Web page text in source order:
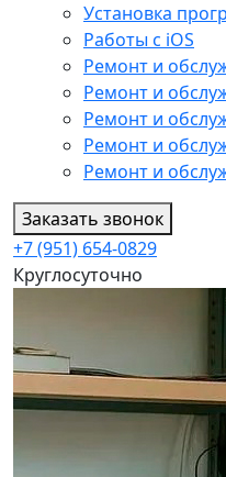
Установка
Работы с iOS
Ремонт и
Ремонт и
Ремонт и
Ремонт и
Ремонт и
Заказать звонок
+7 (951) 654-0829
Круглосуточно